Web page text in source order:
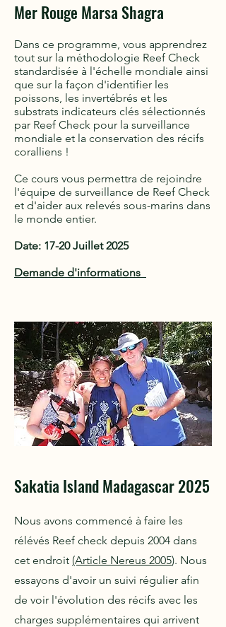
Mer Rouge Marsa Shagra
Dans ce programme, vous apprendrez
tout sur la méthodologie Reef Check
standardisée à l'échelle mondiale ainsi
que sur la façon d'identifier les
poissons, les invertébrés et les
substrats indicateurs clés sélectionnés
par Reef Check pour la surveillance
mondiale et la conservation des récifs
coralliens !
Ce cours vous permettra de rejoindre
l'équipe de surveillance de Reef Check
et d'aider aux relevés sous-marins dans
le monde entier.
Date: 17-20 Juillet 2025
Demande d'informations
Sakatia Island Madagascar 2025
Nous avons commencé à faire les
rélévés Reef check depuis 2004 dans
cet endroit (Article Nereus 2005). Nous
essayons d'avoir un suivi régulier afin
de voir l'évolution des récifs avec les
charges supplémentaires qui arrivent